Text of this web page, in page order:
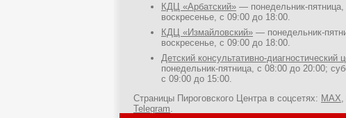
КДЦ «Арбатский» — понедельник-
воскресенье, с 09:00 до 18:00.
КДЦ «Измайловский» — понедельник-
воскресенье, с 09:00 до 18:00.
Детский консультативно-
понедельник-пятница, с 08:00 до 20:00;
с 09:00 до 15:00.
Страницы Пироговского Центра в соцсетях: MAX
Telegram